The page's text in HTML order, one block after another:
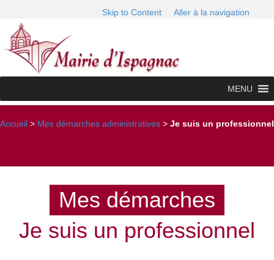
Skip to Content Aller à la navigation
MENU
Accueil > Mes démarches administratives > Je suis un professionnel
Mes démarches
Je suis un professionnel